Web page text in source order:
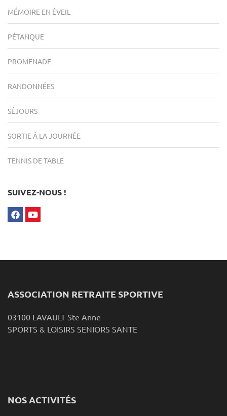
MÉMOIRE EN ÉVEIL
PÉTANQUE
PROMENADE
RANDONNÉES
SÉJOURS
SORTIE À LA JOURNÉE
TENNIS DE TABLE
SUIVEZ-NOUS !
ASSOCIATION RETRAITE SPORTIVE
03100 LAVAULT Ste Anne
SPORTS & LOISIRS SENIORS SANTE
NOS ACTIVITÉS